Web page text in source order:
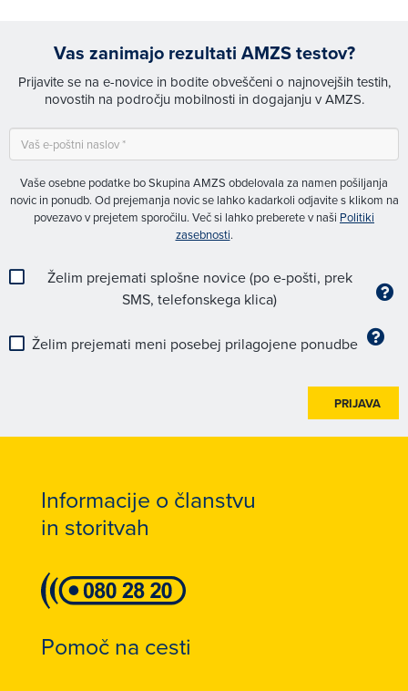
Vas zanimajo rezultati AMZS testov?
Prijavite se na e-novice in bodite obveščeni o najnovejših testih,
novostih na področju mobilnosti in dogajanju v AMZS.
Vaše osebne podatke bo Skupina AMZS obdelovala za namen pošiljanja
novic in ponudb. Od prejemanja novic se lahko kadarkoli odjavite s klikom na
povezavo v prejetem sporočilu. Več si lahko preberete v naši Politiki
zasebnosti.
Želim prejemati splošne novice (po e-pošti, prek
SMS, telefonskega klica)
Želim prejemati meni posebej prilagojene ponudbe
PRIJAVA
Informacije o članstvu
in storitvah
Pomoč na cesti